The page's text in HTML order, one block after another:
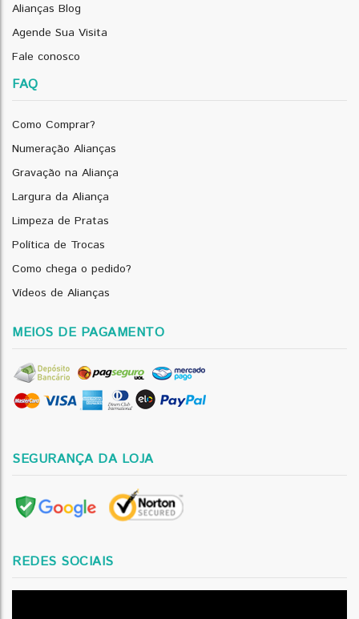
Alianças Blog
Agende Sua Visita
Fale conosco
FAQ
Como Comprar?
Numeração Alianças
Gravação na Aliança
Largura da Aliança
Limpeza de Pratas
Política de Trocas
Como chega o pedido?
Vídeos de Alianças
MEIOS DE PAGAMENTO
SEGURANÇA DA LOJA
REDES SOCIAIS